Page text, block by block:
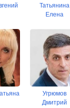
Татьянина
Елена
Угрюмов
Дмитрий